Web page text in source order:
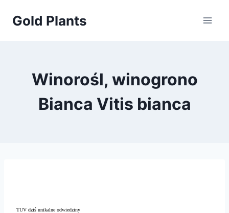
Gold Plants
Winorośl, winogrono
Bianca Vitis bianca
TUV dziś unikalne odwiedziny